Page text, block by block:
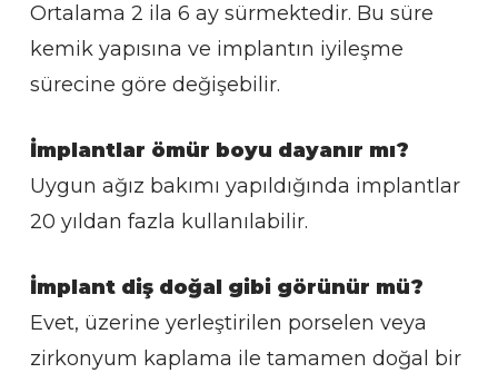
Ortalama 2 ila 6 ay sürmektedir. Bu süre
kemik yapısına ve implantın iyileşme
sürecine göre değişebilir.
İmplantlar ömür boyu dayanır mı?
Uygun ağız bakımı yapıldığında implantlar
20 yıldan fazla kullanılabilir.
İmplant diş doğal gibi görünür mü?
Evet, üzerine yerleştirilen porselen veya
zirkonyum kaplama ile tamamen doğal bir